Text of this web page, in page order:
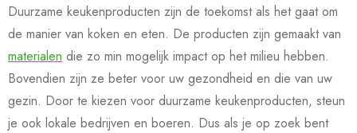
Duurzame keukenproducten zijn de toekomst als het gaat om
de manier van koken en eten. De producten zijn gemaakt van
materialen die zo min mogelijk impact op het milieu hebben.
Bovendien zijn ze beter voor uw gezondheid en die van uw
gezin. Door te kiezen voor duurzame keukenproducten, steun
je ook lokale bedrijven en boeren. Dus als je op zoek bent